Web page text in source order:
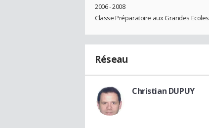
2006 - 2008
Classe Préparatoire aux Grandes Ecoles
Réseau
Christian DUPUY